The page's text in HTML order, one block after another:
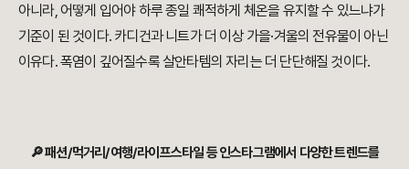
아니라, 어떻게 입어야 하루 종일 쾌적하게 체온을 유지할 수 있느냐가
기준이 된 것이다. 카디건과 니트가 더 이상 가을·겨울의 전유물이 아닌
이유다. 폭염이 깊어질수록 살안타템의 자리는 더 단단해질 것이다.
🔎 패션/먹거리/여행/라이프스타일 등 인스타그램에서 다양한 트렌드를